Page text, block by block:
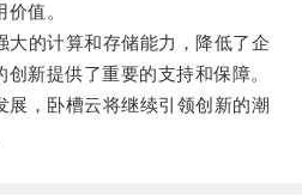
值。
的计算和存储能力，降低了企
新提供了重要的支持和保障。
，卧槽云将继续引领创新的潮